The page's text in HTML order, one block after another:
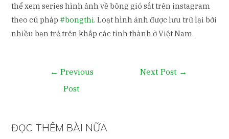
thể xem series hình ảnh về bông gió sắt trên instagram
theo cú pháp#bongthi. Loạt hình ảnh được lưu trữ lại bởi
nhiều bạn trẻ trên khắp các tỉnh thành ở Việt Nam.
← Previous
Post
Next Post →
ĐỌC THÊM BÀI NỮA